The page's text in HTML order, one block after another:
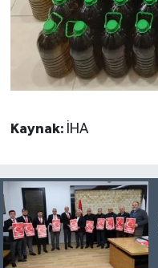
Kaynak: İHA